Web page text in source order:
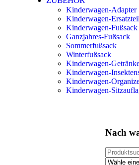
Kinderwagen-Adapter
Kinderwagen-
Kinderwagen-Fußsack
Ganzjahres-Fußsack
Sommerfußsack
Winterfußsack
Kinderwagen-
Kinderwagen-
Kinderwagen-
Kinderwagen-
Nach